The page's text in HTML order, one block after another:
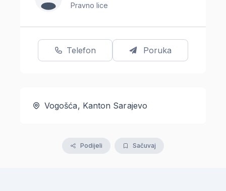
Pravno lice
Telefon Poruka
Vogošća, Kanton Sarajevo
Podijeli Sačuvaj